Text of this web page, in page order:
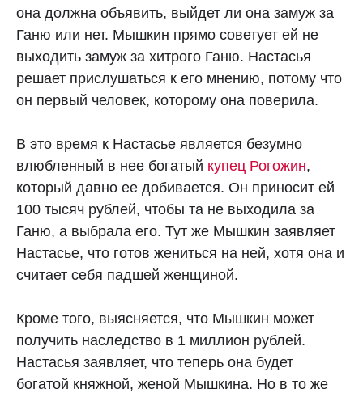
она должна объявить, выйдет ли она замуж за
Ганю или нет. Мышкин прямо советует ей не
выходить замуж за хитрого Ганю. Настасья
решает прислушаться к его мнению, потому что
он первый человек, которому она поверила.
В это время к Настасье является безумно
влюбленный в нее богатый купец Рогожин,
который давно ее добивается. Он приносит ей
100 тысяч рублей, чтобы та не выходила за
Ганю, а выбрала его. Тут же Мышкин заявляет
Настасье, что готов жениться на ней, хотя она и
считает себя падшей женщиной.
Кроме того, выясняется, что Мышкин может
получить наследство в 1 миллион рублей.
Настасья заявляет, что теперь она будет
богатой княжной, женой Мышкина. Но в то же